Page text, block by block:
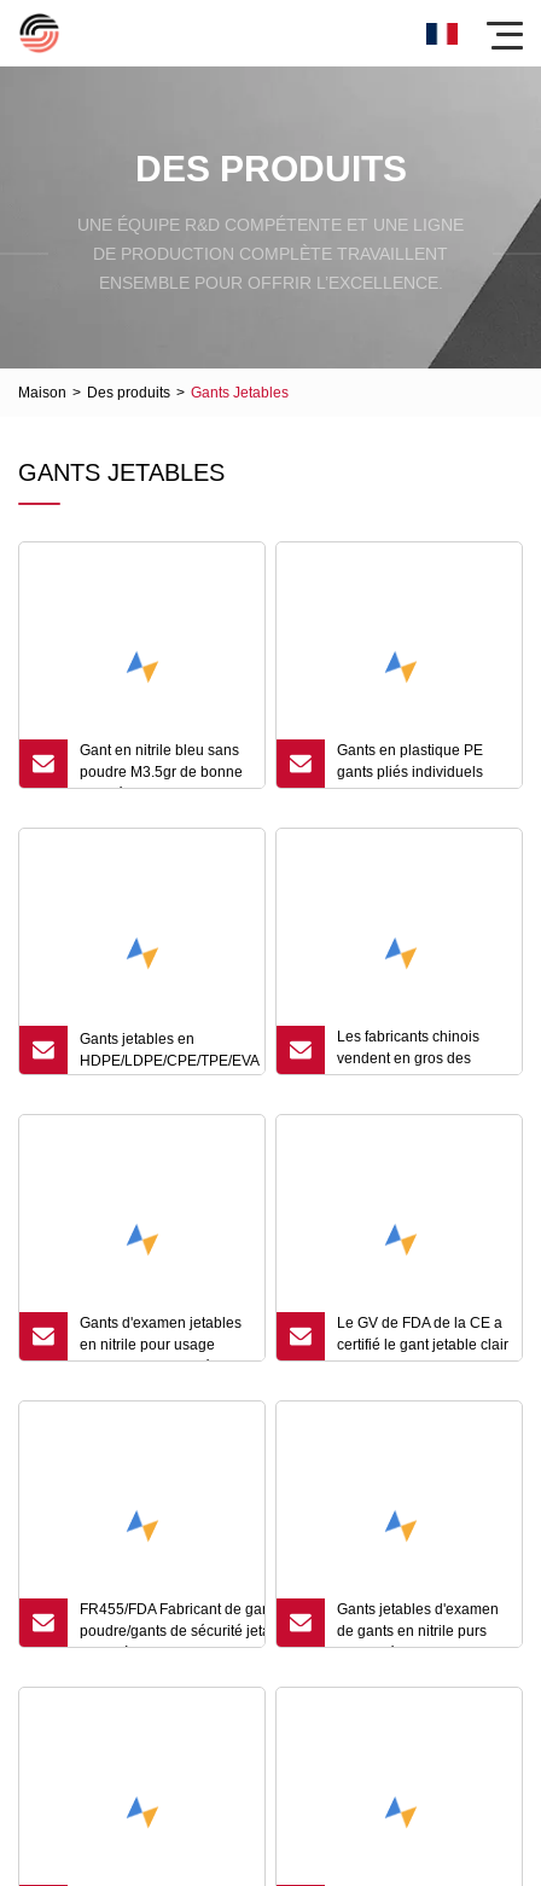
DES PRODUITS
UNE ÉQUIPE R&D COMPÉTENTE ET UNE LIGNE
DE PRODUCTION COMPLÈTE TRAVAILLENT
ENSEMBLE POUR OFFRIR L’EXCELLENCE.
Maison > Des produits > Gants Jetables
GANTS JETABLES
Gant en nitrile bleu sans
poudre M3.5gr de bonne
qualité
Gants en plastique PE
gants pliés individuels
jetables pour la teinture
Gants jetables en
HDPE/LDPE/CPE/TPE/EVA
Les fabricants chinois
vendent en gros des
gants jetables en PE pour
Gants d'examen jetables
en nitrile pour usage
domestique, poudrés et
Le GV de FDA de la CE a
certifié le gant jetable clair
de vinyle de
FR455/FDA Fabricant de gants en nitrile sans
poudre/gants de sécurité jetables/gants de
travail à des fins
Gants jetables d'examen
de gants en nitrile purs
bleus d'écran tactile de